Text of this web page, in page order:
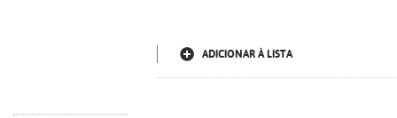
ADICIONAR À LISTA